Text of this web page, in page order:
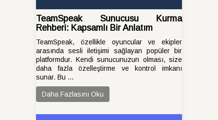
TeamSpeak Sunucusu Kurma
Rehberi: Kapsamlı Bir Anlatım
TeamSpeak, özellikle oyuncular ve ekipler
arasında sesli iletişimi sağlayan popüler bir
platformdur. Kendi sunucunuzun olması, size
daha fazla özelleştirme ve kontrol imkanı
sunar. Bu ...
Daha Fazlasını Oku